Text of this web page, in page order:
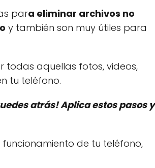
para eliminar archivos no
y también son muy útiles para
todas aquellas fotos, videos,
tu teléfono.
atrás! Aplica estos pasos y
de tu teléfono,